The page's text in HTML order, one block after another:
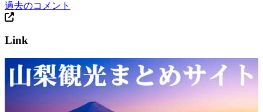
過去のコメント
Link